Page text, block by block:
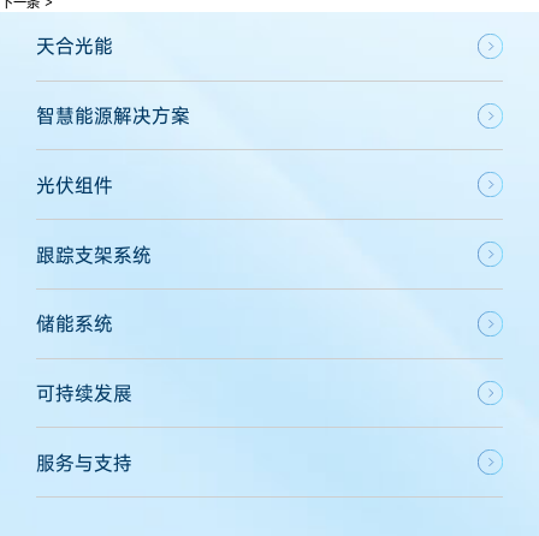
天合光能
智慧能源解决方案
光伏组件
跟踪支架系统
储能系统
可持续发展
服务与支持